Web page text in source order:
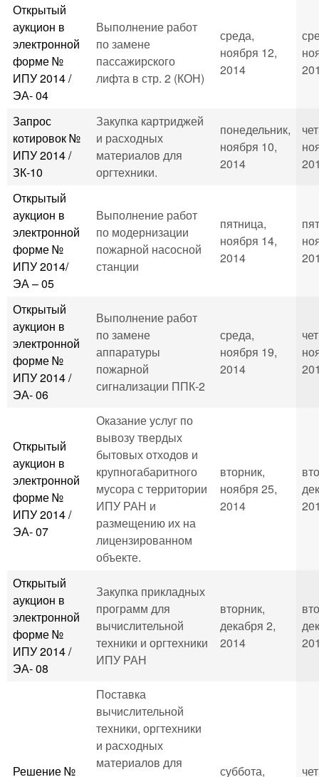
Открытый
аукцион в
электронной
форме №
ИПУ 2014 /
ЭА- 04
Выполнение работ
по замене
пассажирского
лифта в стр. 2 (КОН)
среда,
ноября 12,
2014
Запрос
котировок №
ИПУ 2014 /
ЗК-10
Закупка картриджей
и расходных
материалов для
оргтехники.
понедельник,
ноября 10,
2014
Открытый
аукцион в
электронной
форме №
ИПУ 2014/
ЭА – 05
Выполнение работ
по модернизации
пожарной насосной
станции
пятница,
ноября 14,
2014
Открытый
аукцион в
электронной
форме №
ИПУ 2014 /
ЭА- 06
Выполнение работ
по замене
аппаратуры
пожарной
сигнализации ППК-2
среда,
ноября 19,
2014
Открытый
аукцион в
электронной
форме №
ИПУ 2014 /
ЭА- 07
Оказание услуг по
вывозу твердых
бытовых отходов и
крупногабаритного
мусора с территории
ИПУ РАН и
размещению их на
лицензированном
объекте.
вторник,
ноября 25,
2014
Открытый
аукцион в
электронной
форме №
ИПУ 2014 /
ЭА- 08
Закупка прикладных
программ для
вычислительной
техники и оргтехники
ИПУ РАН
вторник,
декабря 2,
2014
Решение №
Поставка
вычислительной
техники, оргтехники
и расходных
материалов для
суббота,